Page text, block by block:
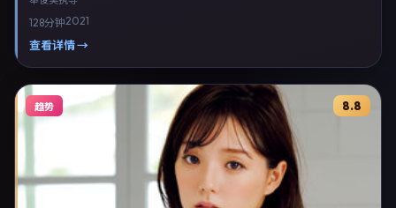
办，全国多城路演与线上观影同步开启。影片在节奏、摄影与配乐上强调
沉浸体验，可作为片单推荐、影评长文与专题策划的引用素材。
128分钟2021
查看详情 →
趋势 8.8